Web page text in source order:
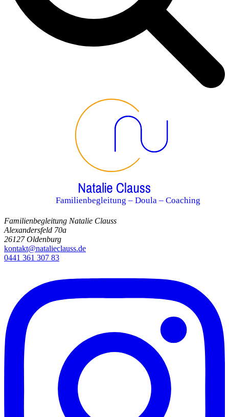
Familienbegleitung – Doula – Coaching
Familienbegleitung Natalie Clauss
Alexandersfeld 70a
26127 Oldenburg
kontakt@natalieclauss.de
0441 361 307 83